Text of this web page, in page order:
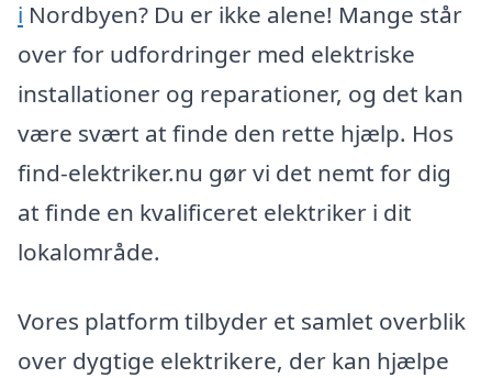
i Nordbyen? Du er ikke alene! Mange står
over for udfordringer med elektriske
installationer og reparationer, og det kan
være svært at finde den rette hjælp. Hos
find-elektriker.nu gør vi det nemt for dig
at finde en kvalificeret elektriker i dit
lokalområde.
Vores platform tilbyder et samlet overblik
over dygtige elektrikere, der kan hjælpe